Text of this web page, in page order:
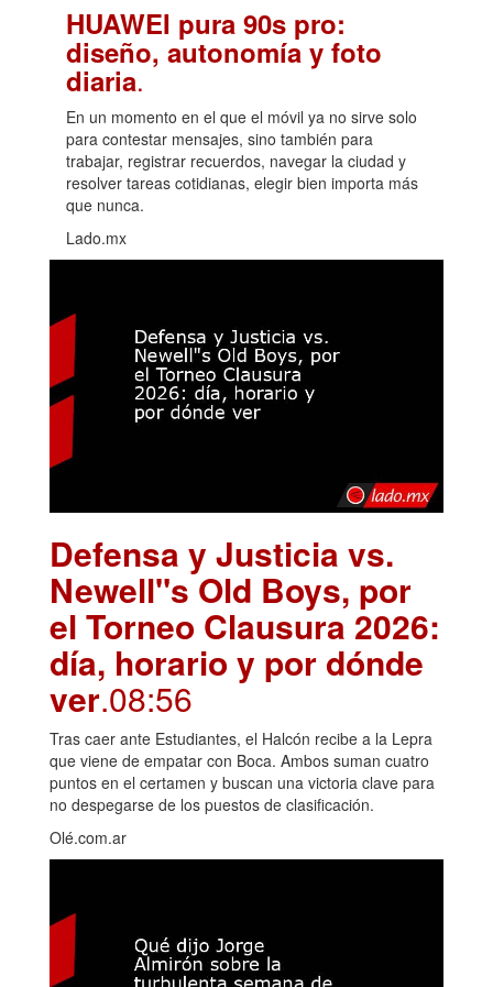
HUAWEI pura 90s pro:
diseño, autonomía y foto
diaria.
En un momento en el que el móvil ya no sirve solo
para contestar mensajes, sino también para
trabajar, registrar recuerdos, navegar la ciudad y
resolver tareas cotidianas, elegir bien importa más
que nunca.
Lado.mx
Defensa y Justicia vs.
Newell"s Old Boys, por
el Torneo Clausura 2026:
día, horario y por dónde
ver.08:56
Tras caer ante Estudiantes, el Halcón recibe a la Lepra
que viene de empatar con Boca. Ambos suman cuatro
puntos en el certamen y buscan una victoria clave para
no despegarse de los puestos de clasificación.
Olé.com.ar